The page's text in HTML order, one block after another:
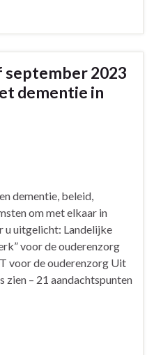
2023
dementie in
dementie, beleid,
om met elkaar in
u uitgelicht: Landelijke
voor de ouderenzorg
voor de ouderenzorg Uit
zien – 21 aandachtspunten